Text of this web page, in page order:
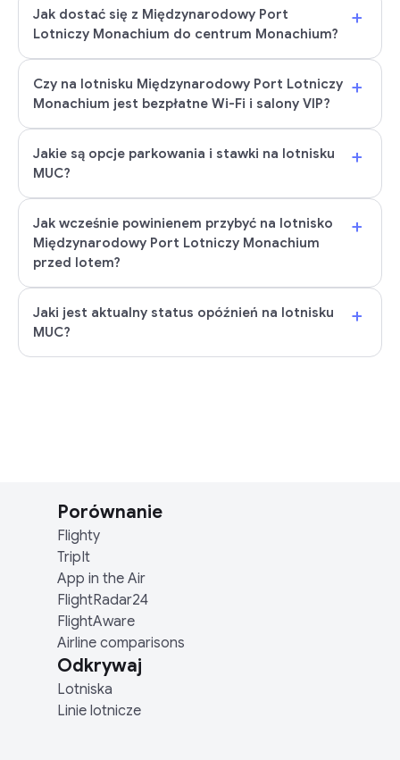
Jak dostać się z Międzynarodowy Port
Lotniczy Monachium do centrum Monachium?
+
Czy na lotnisku Międzynarodowy Port Lotniczy
Monachium jest bezpłatne Wi-Fi i salony VIP?
+
Jakie są opcje parkowania i stawki na lotnisku
MUC?
+
Jak wcześnie powinienem przybyć na lotnisko
Międzynarodowy Port Lotniczy Monachium
przed lotem?
+
Jaki jest aktualny status opóźnień na lotnisku
MUC?
+
Porównanie
Flighty
TripIt
App in the Air
FlightRadar24
FlightAware
Airline comparisons
Odkrywaj
Lotniska
Linie lotnicze